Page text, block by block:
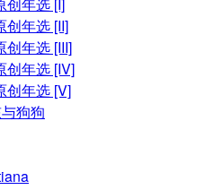
创年选 [I]
创年选 [II]
创年选 [III]
创年选 [IV]
创年选 [V]
狗狗